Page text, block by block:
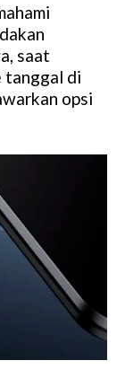
saat
tanggal di
opsi